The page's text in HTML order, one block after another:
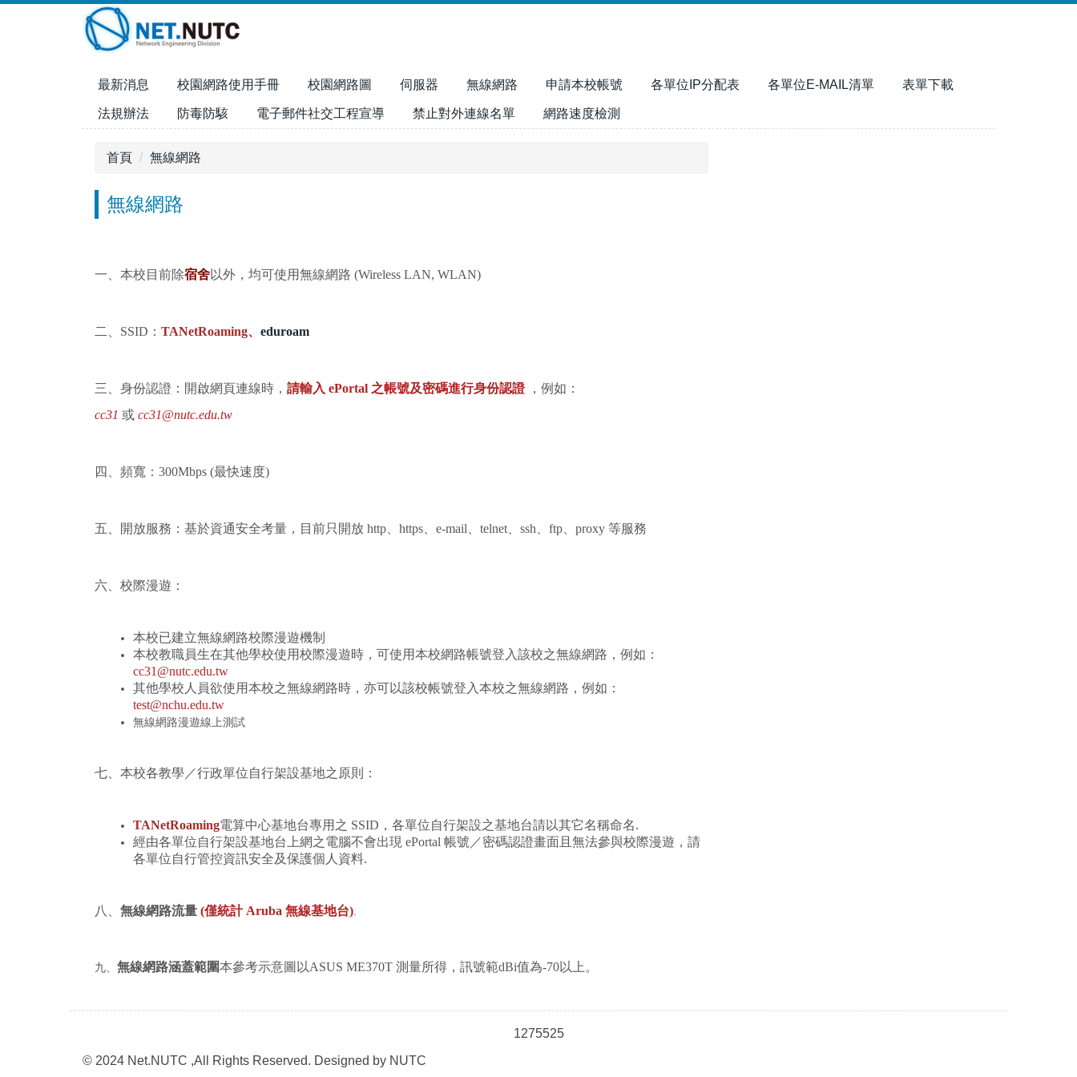
最新消息 校園網路使用手冊 校園網路圖 伺服器 無線網路 申請本校帳號 各單位IP分配表 各單位E-MAIL清單 表單下載
法規辦法 防毒防駭 電子郵件社交工程宣導 禁止對外連線名單 網路速度檢測
首頁 無線網路
無線網路
一、本校目前除宿舍以外，均可使用無線網路 (Wireless LAN, WLAN)
二、SSID： TANetRoaming、 eduroam
三、身份認證：開啟網頁連線時， 請輸入 ePortal 之帳號及密碼進行身份認證，例如：
cc31 或 cc31@nutc.edu.tw
四、頻寬：300Mbps (最快速度)
五、開放服務：基於資通安全考量，目前只開放 http、https、e-mail、telnet、ssh、ftp、proxy 等服務
六、校際漫遊：
本校已建立無線網路校際漫遊機制
本校教職員生在其他學校使用校際漫遊時，可使用本校網路帳號登入該校之無線網路，例如：
cc31@nutc.edu.tw
其他學校人員欲使用本校之無線網路時，亦可以該校帳號登入本校之無線網路，例如：
test@nchu.edu.tw
無線網路漫遊線上測試
七、本校各教學／行政單位自行架設基地之原則：
TANetRoaming電算中心基地台專用之 SSID，各單位自行架設之基地台請以其它名稱命名.
經由各單位自行架設基地台上網之電腦不會出現 ePortal 帳號／密碼認證畫面且無法參與校際漫遊，請
各單位自行管控資訊安全及保護個人資料.
八、 無線網路流量 (僅統計 Aruba 無線基地台).
九、 無線網路涵蓋範圍本參考示意圖以ASUS ME370T 測量所得，訊號範dBi值為-70以上。
1275525
© 2024 Net.NUTC ,All Rights Reserved. Designed by NUTC